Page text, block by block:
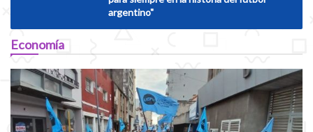
argentino"
Economía